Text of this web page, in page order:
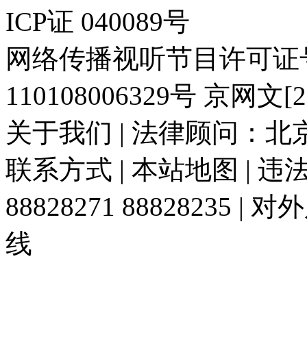
ICP证 040089号
网络传播视听节目许可
110108006329号 京网文
关于我们 | 法律顾问：北
联系方式 | 本站地图 | 违
88828271 88828235 | 对
线